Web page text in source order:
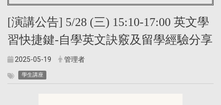
[演講公告] 5/28 (三) 15:10-17:00 英文學
習快捷鍵-自學英文訣竅及留學經驗分享
2025-05-19 管理者
學生講座